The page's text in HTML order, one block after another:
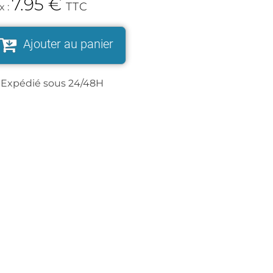
: 7.95 €TTC
Ajouter au panier
Expédié sous 24/48H